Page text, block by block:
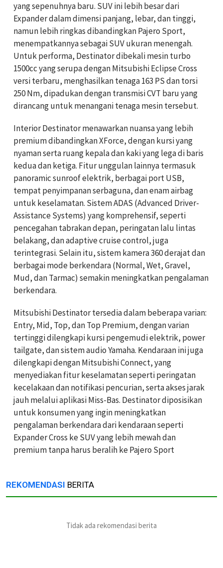
yang sepenuhnya baru. SUV ini lebih besar dari
Expander dalam dimensi panjang, lebar, dan tinggi,
namun lebih ringkas dibandingkan Pajero Sport,
menempatkannya sebagai SUV ukuran menengah.
Untuk performa, Destinator dibekali mesin turbo
1500cc yang serupa dengan Mitsubishi Eclipse Cross
versi terbaru, menghasilkan tenaga 163 PS dan torsi
250 Nm, dipadukan dengan transmisi CVT baru yang
dirancang untuk menangani tenaga mesin tersebut.
Interior Destinator menawarkan nuansa yang lebih
premium dibandingkan XForce, dengan kursi yang
nyaman serta ruang kepala dan kaki yang lega di baris
kedua dan ketiga. Fitur unggulan lainnya termasuk
panoramic sunroof elektrik, berbagai port USB,
tempat penyimpanan serbaguna, dan enam airbag
untuk keselamatan. Sistem ADAS (Advanced Driver-
Assistance Systems) yang komprehensif, seperti
pencegahan tabrakan depan, peringatan lalu lintas
belakang, dan adaptive cruise control, juga
terintegrasi. Selain itu, sistem kamera 360 derajat dan
berbagai mode berkendara (Normal, Wet, Gravel,
Mud, dan Tarmac) semakin meningkatkan pengalaman
berkendara.
Mitsubishi Destinator tersedia dalam beberapa varian:
Entry, Mid, Top, dan Top Premium, dengan varian
tertinggi dilengkapi kursi pengemudi elektrik, power
tailgate, dan sistem audio Yamaha. Kendaraan ini juga
dilengkapi dengan Mitsubishi Connect, yang
menyediakan fitur keselamatan seperti peringatan
kecelakaan dan notifikasi pencurian, serta akses jarak
jauh melalui aplikasi Miss-Bas. Destinator diposisikan
untuk konsumen yang ingin meningkatkan
pengalaman berkendara dari kendaraan seperti
Expander Cross ke SUV yang lebih mewah dan
premium tanpa harus beralih ke Pajero Sport
REKOMENDASI BERITA
Tidak ada rekomendasi berita